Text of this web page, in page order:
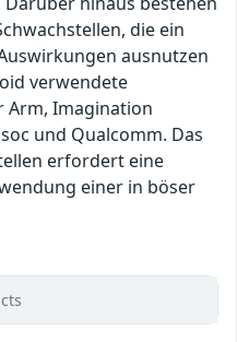
die ein
ausnutzen
verwendete
Arm, Imagination
und Qualcomm. Das
erfordert eine
einer in böser